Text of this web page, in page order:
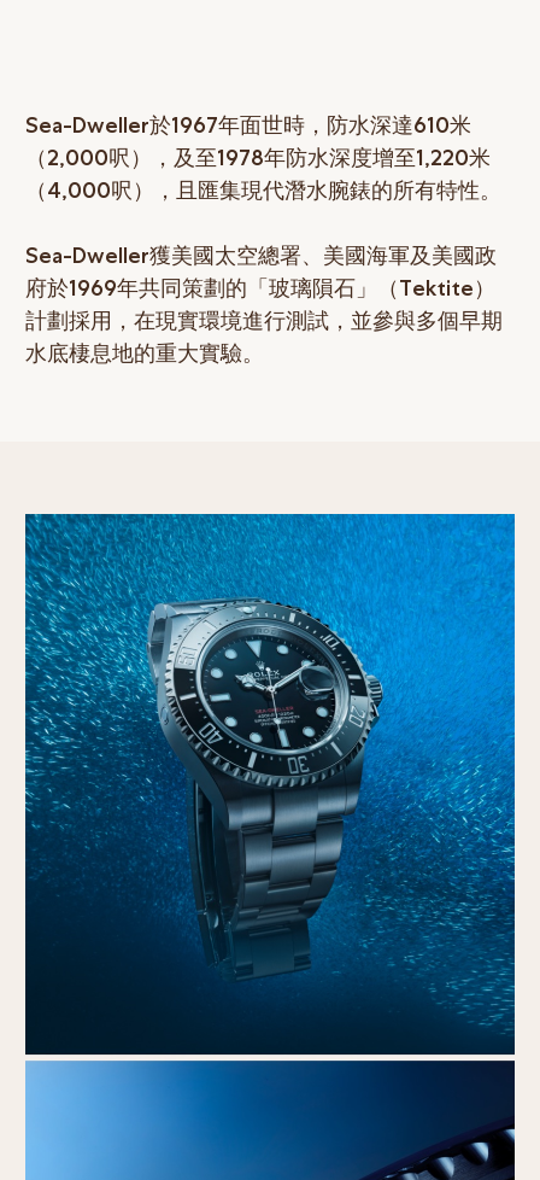
Sea-Dweller於1967年面世時，防水深達610米
（2,000呎），及至1978年防水深度增至1,220米
（4,000呎），且匯集現代潛水腕錶的所有特性。
Sea-Dweller獲美國太空總署、美國海軍及美國政
府於1969年共同策劃的「玻璃隕石」（Tektite）
計劃採用，在現實環境進行測試，並參與多個早期
水底棲息地的重大實驗。